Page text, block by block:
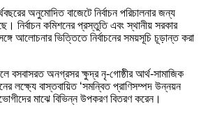
অনুমোদিত বাজেটে নির্বাচন পরিচালনার জন্য
নির্বাচন কমিশনের প্রস্তুতি এবং স্থানীয় সরকার
আলোচনার ভিত্তিতে নির্বাচনের সময়সূচি চূড়ান্ত করা
বসবাসরত অনগ্রসর ক্ষুদ্র নৃ-গোষ্ঠীর আর্থ-সামাজিক
লক্ষ্যে বাস্তবায়িত ‘সমন্বিত প্রাণিসম্পদ উন্নয়ন
মাঝে বিভিন্ন উপকরণ বিতরণ করেন।